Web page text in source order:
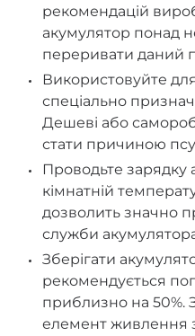
рекомендацій
акумулятор понад
переривати даний
Використовуйте
спеціально
Дешеві або
стати причиною
Проводьте зарядку
кімнатній
дозволить значно
служби
Зберігати
рекомендується
приблизно на 50%.
елемент живлення